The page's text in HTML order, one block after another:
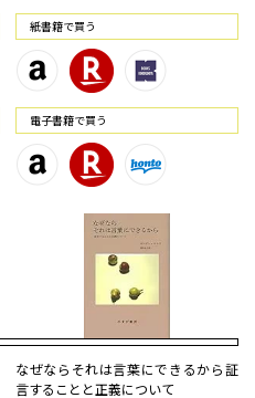
紙書籍で買う
電⼦書籍で買う
なぜならそれは言葉にできるから――証
言することと正義について